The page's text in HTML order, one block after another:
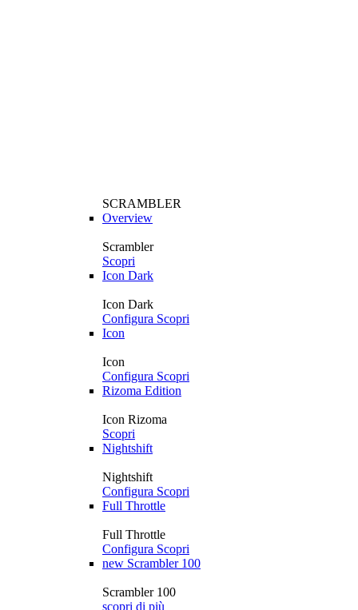
SCRAMBLER
Overview
Scrambler
Scopri
Icon Dark
Icon Dark
Configura Scopri
Icon
Icon
Configura Scopri
Rizoma Edition
Icon Rizoma
Scopri
Nightshift
Nightshift
Configura Scopri
Full Throttle
Full Throttle
Configura Scopri
new Scrambler 100
Scrambler 100
scopri di più